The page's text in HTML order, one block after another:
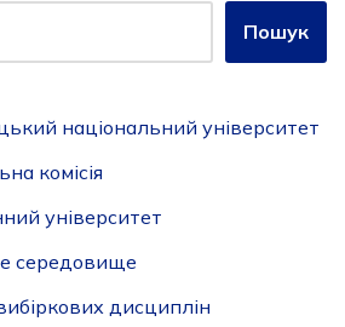
Пошук
національний університет
комісія
університет
середовище
дисциплін